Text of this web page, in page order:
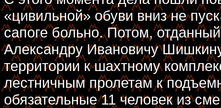
«цивильной» обуви вниз не
сапоге больно. Потом,
Александру Ивановичу
территории к шахтному
лестничным пролетам к
обязательные 11 человек из